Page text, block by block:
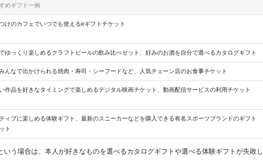
めギフト一例
けのカフェでいつでも使えるeギフトチケット
ゆっくり楽しめるクラフトビールの飲み比べセット、好みのお酒を自分で選べるカタログギフト
んなで出かけられる焼肉・寿司・シーフードなど、人気チェーン店のお食事チケット
作品を好きなタイミングで楽しめるデジタル映画チケット、動画配信サービスの利用チケット
ィブに楽しめる体験ギフト、最新のスニーカーなどを購入できる有名スポーツブランドのギフト
ト
いう場合は、本人が好きなものを選べるカタログギフトや選べる体験ギフトが失敗し